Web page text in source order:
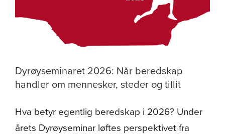
scenen
under
Dyrøyseminaret
Dyrøyseminaret 2026: Når beredskap
handler om mennesker, steder og tillit
Hva betyr egentlig beredskap i 2026? Under
årets Dyrøyseminar løftes perspektivet fra